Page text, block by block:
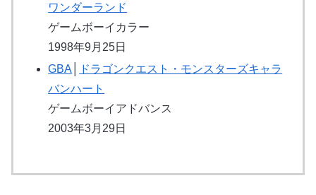
ワンダーランド
ゲームボーイカラー
1998年9月25日
GBA
ドラゴンクエスト・モンスターズキャラ
バンハート
ゲームボーイアドバンス
2003年3月29日